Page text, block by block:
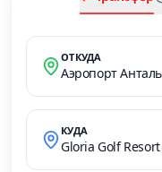
ОТКУДА
Аэропорт
КУДА
Gloria Golf Resort